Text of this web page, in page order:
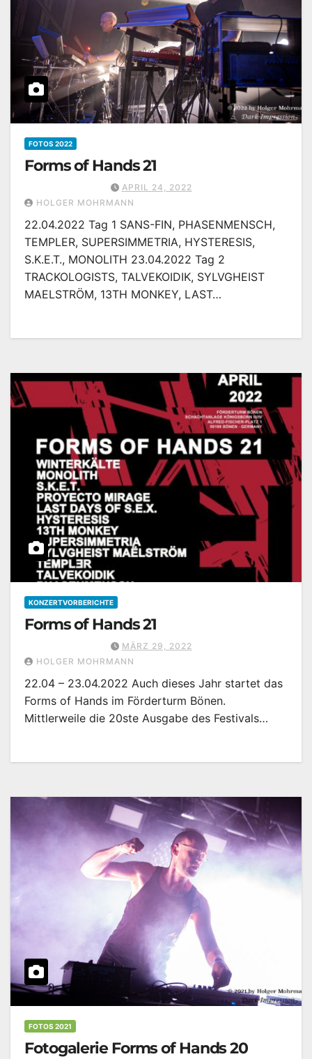
FOTOS 2022
Forms of Hands 21
APRIL 24, 2022
HOLGER MOHRMANN
22.04.2022 Tag 1 SANS-FIN, PHASENMENSCH,
TEMPLER, SUPERSIMMETRIA, HYSTERESIS,
S.K.E.T., MONOLITH 23.04.2022 Tag 2
TRACKOLOGISTS, TALVEKOIDIK, SYLVGHEIST
MAELSTRÖM, 13TH MONKEY, LAST…
KONZERTVORBERICHTE
Forms of Hands 21
MÄRZ 29, 2022
HOLGER MOHRMANN
22.04 – 23.04.2022 Auch dieses Jahr startet das
Forms of Hands im Förderturm Bönen.
Mittlerweile die 20ste Ausgabe des Festivals…
FOTOS 2021
Fotogalerie Forms of Hands 20